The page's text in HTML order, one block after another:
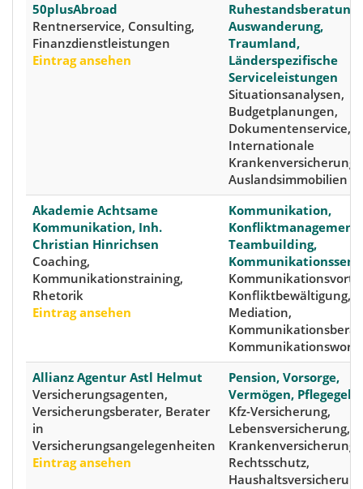
50plusAbroad
Rentnerservice, Consulting,
Finanzdienstleistungen
Eintrag ansehen
Ruhestandsberatung,
Auswanderung,
Traumland,
Länderspezifische
Serviceleistungen
Situationsanalysen,
Budgetplanungen,
Dokumentenservice,
Internationale
Auslandsimmobilien
Akademie Achtsame
Kommunikation, Inh.
Christian Hinrichsen
Coaching,
Kommunikationstraining,
Rhetorik
Eintrag ansehen
Kommunikation,
Konfliktmanagement,
Teambuilding,
Konfliktbewältigung,
Mediation,
Allianz Agentur Astl Helmut
Versicherungsagenten,
Versicherungsberater, Berater
in
Versicherungsangelegenheiten
Eintrag ansehen
Pension, Vorsorge,
Vermögen, Pflegegeld
Kfz-Versicherung,
Lebensversicherung,
Krankenversicherung,
Rechtsschutz,
Haushaltsversicherung